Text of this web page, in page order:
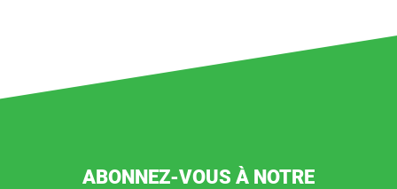
ABONNEZ-VOUS À NOTRE